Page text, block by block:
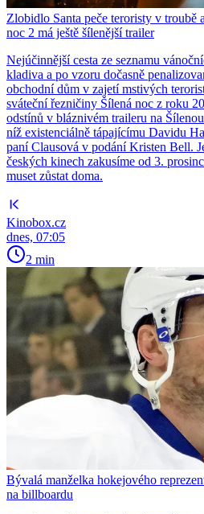
Zlobidlo Santa peče teroristy v troubě
noc 2 má ještě šílenější trailer
Nejúčinnější cesta ze seznamu
kladiva a po vzoru dočasně
obchodní dům v zajetí mstivých
sváteční řezničiny Šílená noc z roku
odstínů v bláznivém traileru na
níž existenciálně tápajícímu Davidu
paní Clausová v podání Kristen Bell.
českých kinech zakusíme od 3.
muset zůstat doma.
Kinobox.cz
dnes, 07:05
2 min
Bývalá manželka hokejového
na billboardu